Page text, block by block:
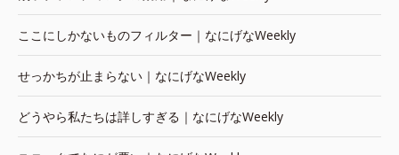
ここにしかないものフィルター｜なにげなWeekly
せっかちが止まらない｜なにげなWeekly
どうやら私たちは詳しすぎる｜なにげなWeekly